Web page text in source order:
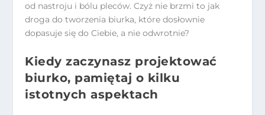
od nastroju i bólu pleców. Czyż nie brzmi to jak
droga do tworzenia biurka, które dosłownie
dopasuje się do Ciebie, a nie odwrotnie?
Kiedy zaczynasz projektować
biurko, pamiętaj o kilku
istotnych aspektach